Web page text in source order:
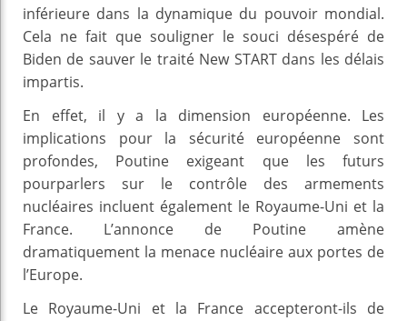
inférieure dans la dynamique du pouvoir mondial.
Cela ne fait que souligner le souci désespéré de
Biden de sauver le traité New START dans les délais
impartis.
En effet, il y a la dimension européenne. Les
implications pour la sécurité européenne sont
profondes, Poutine exigeant que les futurs
pourparlers sur le contrôle des armements
nucléaires incluent également le Royaume-Uni et la
France. L’annonce de Poutine amène
dramatiquement la menace nucléaire aux portes de
l’Europe.
Le Royaume-Uni et la France accepteront-ils de